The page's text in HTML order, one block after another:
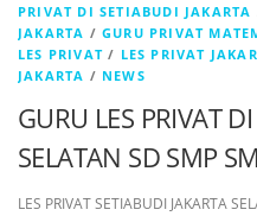
PRIVAT DI SETIABUDI JAKARTA
JAKARTA /GURU PRIVAT
LES PRIVAT / LES PRIVAT
JAKARTA / NEWS
GURU LES PRIVAT
SELATAN SD SMP
LES PRIVAT SETIABUDI JAKARTA